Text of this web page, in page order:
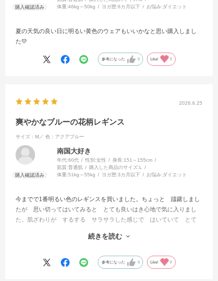
体重:46kg～50kg ヨガ歴:6カ月以下 お悩み:ダイエット
夏の天気の良い日に明るい黄色のウェアもいいかなと思い購入しまし
た💛
参考になった 0 Like! 0
2026.6.25
爽やかなブルーの花柄レギンス
サイズ：M／ 色：アクアブルー
南国大好き
年代:60代 性別:女性 身長:151～155cm
肌質:普通肌 購入した商品のサイズ:L
体重:51kg～55kg ヨガ歴:3カ月以下 お悩み:ダイエット
今までで1番明るい色のレギンスを買いました。ちょっと 躊躇しまし
たが 思い切ってはいてみると とても良いはき心地で気に入りまし
た。肌ざわりが するする サラサラした感じで はいていて とて
以前 同柄のトップスを買ってあったので さっそく上下合わせて着
オススメできる 1着です。
続きを読む
参考になった 0 Like! 0